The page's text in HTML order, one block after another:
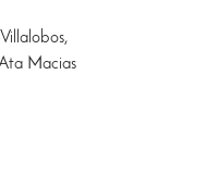
Macias